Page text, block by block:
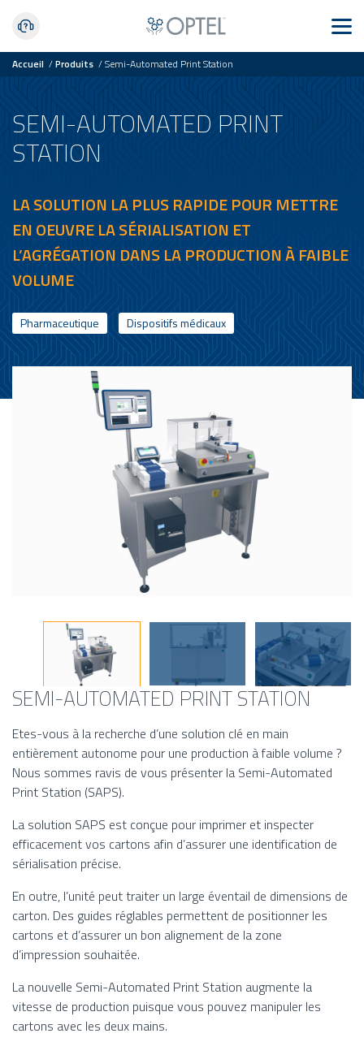
Accueil /Produits /Semi-Automated Print Station
SEMI-AUTOMATED PRINT
STATION
LA SOLUTION LA PLUS RAPIDE POUR METTRE
EN OEUVRE LA SÉRIALISATION ET
L’AGRÉGATION DANS LA PRODUCTION À FAIBLE
VOLUME
Pharmaceutique Dispositifs médicaux
SEMI-AUTOMATED PRINT STATION
Etes-vous à la recherche d’une solution clé en main
entièrement autonome pour une production à faible volume ?
Nous sommes ravis de vous présenter la Semi-Automated
Print Station (SAPS).
La solution SAPS est conçue pour imprimer et inspecter
efficacement vos cartons afin d’assurer une identification de
sérialisation précise.
En outre, l’unité peut traiter un large éventail de dimensions de
carton. Des guides réglables permettent de positionner les
cartons et d’assurer un bon alignement de la zone
d’impression souhaitée.
La nouvelle Semi-Automated Print Station augmente la
vitesse de production puisque vous pouvez manipuler les
cartons avec les deux mains.